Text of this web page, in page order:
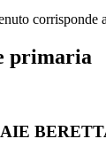
corrisponde
primaria